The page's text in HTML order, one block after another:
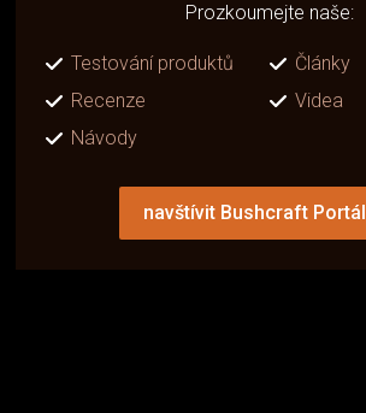
Prozkoumejte naše:
Testování produktů
Články
Recenze
Videa
Návody
navštívit Bushcraft Portál